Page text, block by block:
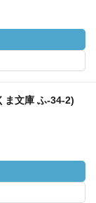
ま文庫 ふ-34-2)